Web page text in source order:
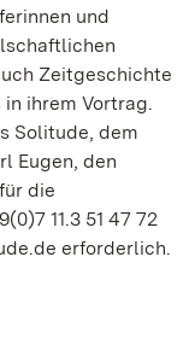
und
Zeitgeschichte
ihrem Vortrag.
Solitude, dem
Eugen, den
die
11.3 51 47 72
erforderlich.